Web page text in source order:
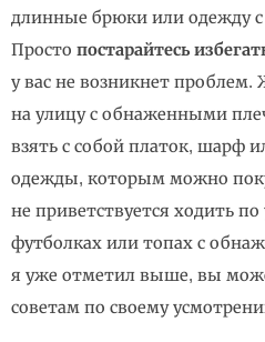
длинные брюки или одежду
Просто постарайтесь
у вас не возникнет
на улицу с обнаженными
взять с собой платок, шарф
одежды, которым можно
не приветствуется ходить
футболках или топах с
я уже отметил выше, вы
советам по своему